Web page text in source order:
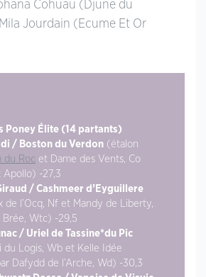
Cohuau (Djune du
Jourdain (Ecume Et Or
Poney Élite (14 partants)
/ Boston du Verdon (étalon
du Roc et Dame des Vents, Co
Apollo) -27,3
/ Cashmeer d’Eyguillere
de l’Ocq, Nf et Mandy de Liberty,
Brée, Wtc) -29,5
/ Uriel de Tassine*du Pic
du Logis, Wb et Kelle Idée
Dafydd de l’Arche, Wd) -30,3